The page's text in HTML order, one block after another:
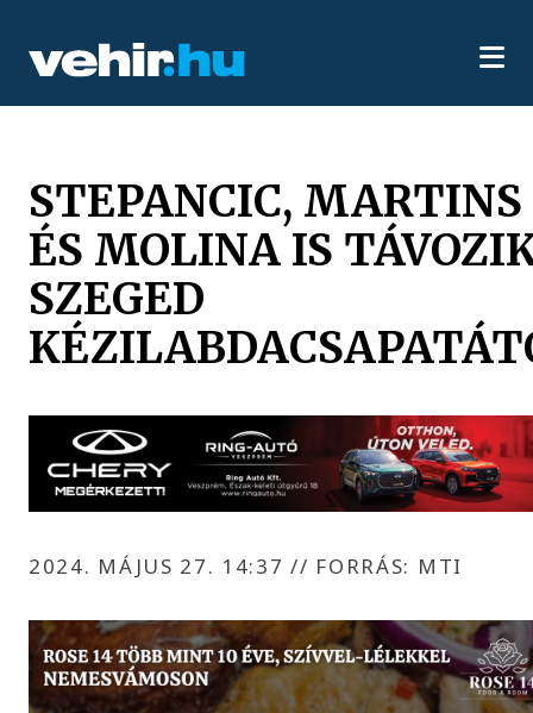
STEPANCIC, MARTINS
ÉS MOLINA IS
SZEGED
2024. MÁJUS 27. 14:37// FORRÁS: MTI